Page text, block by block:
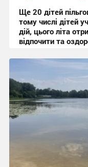
Ще 20 дітей
тому числі дітей
дій, цього літа
відпочити та